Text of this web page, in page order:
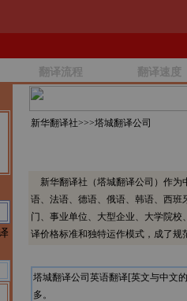
翻译流程 翻译速度
新华翻译社>>>塔城翻译公司
新华翻译社（塔城翻译公司）作为
语、法语、德语、俄语、韩语、西
门、事业单位、大型企业、大学院
译价格标准和独特运作模式，成了
塔城翻译公司英语翻译[英文与中文
多。